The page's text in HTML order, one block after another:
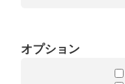
オプション